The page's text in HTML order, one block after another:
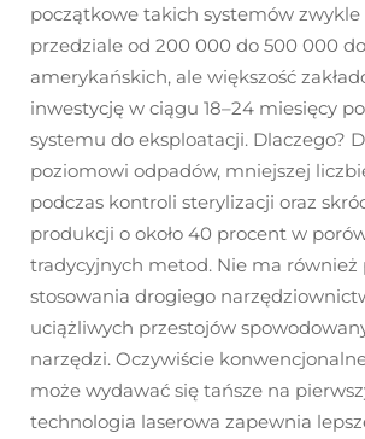
początkowe takich systemów zwykle
przedziale od 200 000 do 500 000
amerykańskich, ale większość
inwestycję w ciągu 18–24 miesięcy
systemu do eksploatacji. Dlaczego?
poziomowi odpadów, mniejszej
podczas kontroli sterylizacji oraz
produkcji o około 40 procent w
tradycyjnych metod. Nie ma również
stosowania drogiego
uciążliwych przestojów
narzędzi. Oczywiście
może wydawać się tańsze na
technologia laserowa zapewnia